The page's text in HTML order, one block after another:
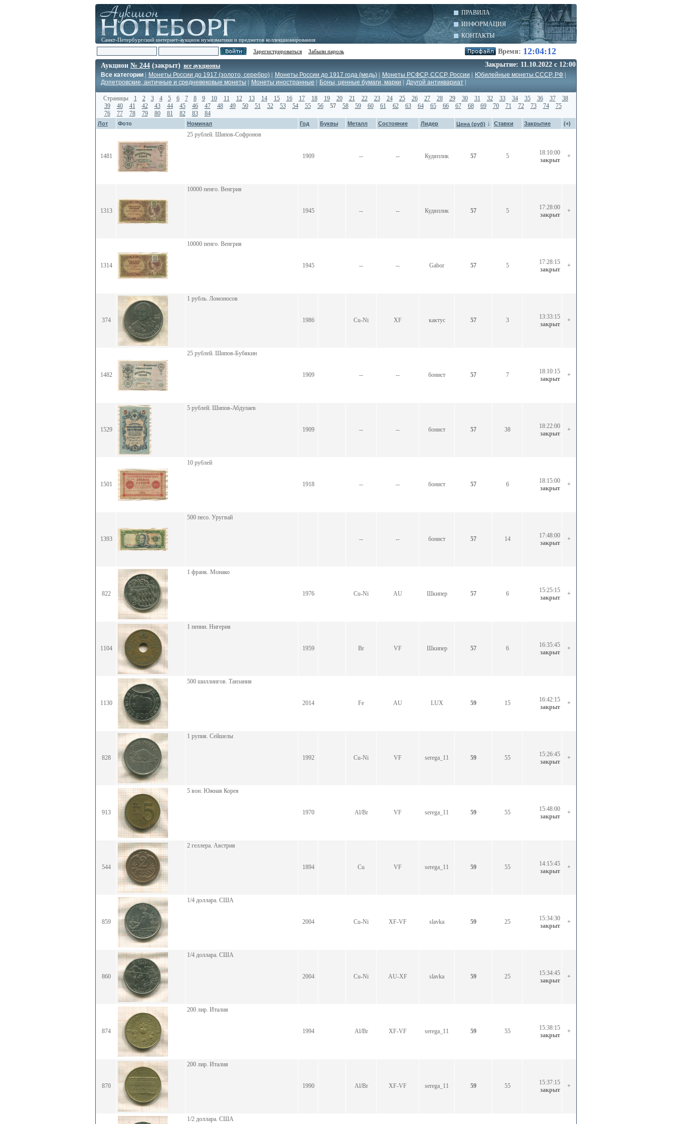
ПРАВИЛА
ИНФОРМАЦИЯ
КОНТАКТЫ
Санкт-Петербургский интернет-аукцион нумизматики и предметов коллекционирования
Время: 12:04:12
Зарегистрироваться Забыли пароль
Закрытие: 11.10.2022 с 12:00
Аукцион № 244 (закрыт) все аукционы
Все категории
Монеты России до 1917 (золото, серебро) Монеты России до 1917 года (медь) Монеты РСФСР, СССР, России Юбилейные монеты СССР, РФ
Допетровские, античные и средневековые монеты
Монеты иностранные Боны, ценные бумаги, марки Другой антиквариат
Страницы 1 2 3 4 5 6 7 8 9 10 11 12 13 14 15 16 17 18 19 20 21 22 23 24 25 26 27 28 29 30 31 32 33 34 35 36 37
38
39
40 41 42 43 44 45 46 47 48 49 50 51 52 53 54 55 56 57 58 59 60 61 62 63 64 65 66 67 68 69 70 71 72 73 74
75
76
77 78 79 80 81 82 83 84
Лот Фото Номинал Год Буквы Металл Состояние Лидер Цена (руб) ↓ Ставки Закрытие (+)
1481
25 рублей. Шипов-Софронов
1909 -- -- Кудяплик 57 5
18:10:00
закрыт
+
1313
10000 пенго. Венгрия
1945 -- -- Кудяплик 57 5
17:28:00
закрыт
+
1314
10000 пенго. Венгрия
1945 -- -- Gabor 57 5
17:28:15
закрыт
+
374
1 рубль. Ломоносов
1986 Cu-Ni XF кактус 57 3
13:33:15
закрыт
+
1482
25 рублей. Шипов-Бубякин
1909 -- -- бонист 57 7
18:10:15
закрыт
+
1529
5 рублей. Шипов-Абдулаев
1909 -- -- бонист 57 38
18:22:00
закрыт
+
1501
10 рублей
1918 -- -- бонист 57 6
18:15:00
закрыт
+
1393
500 песо. Уругвай
-- -- бонист 57 14
17:48:00
закрыт
+
822
1 франк. Монако
1976 Cu-Ni AU Шкипер 57 6
15:25:15
закрыт
+
1104
1 пенни. Нигерия
1959 Br VF Шкипер 57 6
16:35:45
закрыт
+
1130
500 шиллингов. Танзания
2014 Fe AU LUX 59 15
16:42:15
закрыт
+
828
1 рупия. Сейшелы
1992 Cu-Ni VF serega_11 59 55
15:26:45
закрыт
+
913
5 вон. Южная Корея
1970 Al/Br VF serega_11 59 55
15:48:00
закрыт
+
544
2 геллера. Австрия
1894 Cu VF serega_11 59 55
14:15:45
закрыт
+
859
1/4 доллара. США
2004 Cu-Ni XF-VF slavka 59 25
15:34:30
закрыт
+
860
1/4 доллара. США
2004 Cu-Ni AU-XF slavka 59 25
15:34:45
закрыт
+
874
200 лир. Италия
1994 Al/Br XF-VF serega_11 59 55
15:38:15
закрыт
+
870
200 лир. Италия
1990 Al/Br XF-VF serega_11 59 55
15:37:15
закрыт
+
1/2 доллара. США